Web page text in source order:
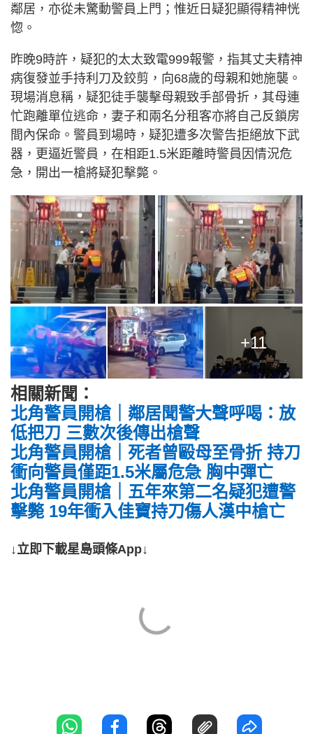
鄰居，亦從未驚動警員上門；惟近日疑犯顯得精神恍
惚。
昨晚9時許，疑犯的太太致電999報警，指其丈夫精神
病復發並手持利刀及鉸剪，向68歲的母親和她施襲。
現場消息稱，疑犯徒手襲擊母親致手部骨折，其母連
忙跑離單位逃命，妻子和兩名分租客亦將自己反鎖房
間內保命。警員到場時，疑犯遭多次警告拒絕放下武
器，更逼近警員，在相距1.5米距離時警員因情況危
急，開出一槍將疑犯擊斃。
+11
相關新聞：
北角警員開槍｜鄰居聞警大聲呼喝：放
低把刀 三數次後傳出槍聲
北角警員開槍｜死者曾毆母至骨折 持刀
衝向警員僅距1.5米屬危急 胸中彈亡
北角警員開槍｜五年來第二名疑犯遭警
擊斃 19年衝入佳寶持刀傷人漢中槍亡
↓立即下載星島頭條App↓